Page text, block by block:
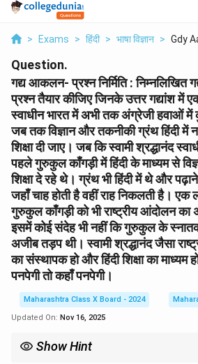
> Exams > हिंदी > भाषा विज्ञान > Gdy
Question.
गद्य आकलन- प्रश्न निर्मिति : निम्नलिखित
प्रश्न तैयार कीजिए जिनके उत्तर गद्यांश में
स्वाधीन भारत में अभी तक अंग्रेजी हवाओं
जब तक विज्ञान और तकनीकी ग्रंथ हिंदी में
शिक्षा दी जाए। जब कि स्वामी श्रद्धानंद
पहले गुरुकुल काँगड़ी में हिंदी के माध्यम से
शिक्षा दे रहे थे। ग्रंथ भी हिंदी में थे और
जहाँ चाह होती है वहीं राह निकलती है।
गुरुकुल काँगड़ी को भी राष्ट्रीय आंदोलन का
इसमें कोई संदेह भी नहीं कि गुरुकुल के
अजीब तड़प थी। स्वामी श्रद्धानंद जैसा
का संस्थापक हो और हिंदी शिक्षा का माध्यम
पनपेगी तो कहाँ पनपेगी।
Maharashtra Class X Board - 2024
Updated On: Nov 16, 2025
Show Hint